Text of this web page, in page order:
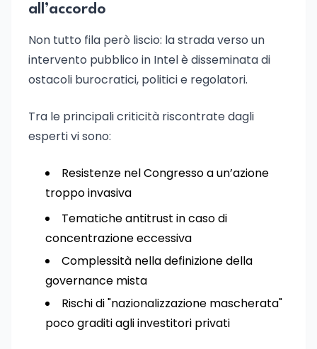
all’accordo
Non tutto fila però liscio: la strada verso un
intervento pubblico in Intel è disseminata di
ostacoli burocratici, politici e regolatori.
Tra le principali criticità riscontrate dagli
esperti vi sono:
Resistenze nel Congresso a un’azione
troppo invasiva
Tematiche antitrust in caso di
concentrazione eccessiva
Complessità nella definizione della
governance mista
Rischi di "nazionalizzazione mascherata"
poco graditi agli investitori privati